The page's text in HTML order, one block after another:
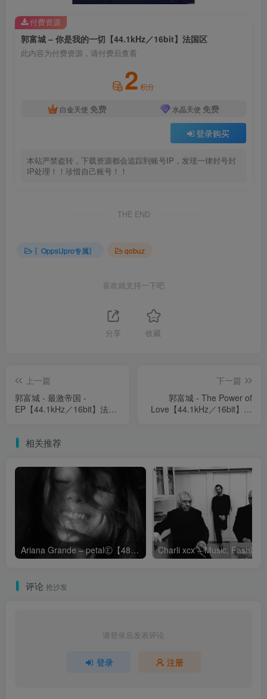
郭富城 – 你是我的一切【44.1kHz／16bit】法国区
此内容为付费资源，请付费后查看
2 积分
白金天使 免费 水晶天使 免费
登录购买
本站严禁盗转，下载资源都会追踪到账号IP，发现一律封号封
IP处理！！珍惜自己账号！！
付费资源
THE END
〖OppsUpro专属〗 qobuz
喜欢就支持一下吧
分享 收藏
上一篇
郭富城 - 最激帝国 -
EP【44.1kHz／16bit】法国
下一篇
郭富城 - The Power of
Love【44.1kHz／16bit】法
相关推荐
Ariana Grande – petalⒺ【48kHz／24bit】英国区
评论 抢沙发
请登录后发表评论
登录 注册